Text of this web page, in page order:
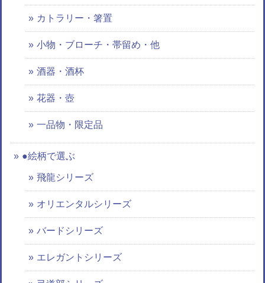
カトラリー・箸置
小物・ブローチ・帯留め・他
酒器・酒杯
花器・壺
一品物・限定品
●絵柄で選ぶ
飛龍シリーズ
オリエンタルシリーズ
バードシリーズ
エレガントシリーズ